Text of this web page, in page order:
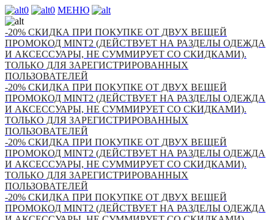
0 0 МЕНЮ
-20% СКИДКА ПРИ ПОКУПКЕ ОТ ДВУХ ВЕЩЕЙ
ПРОМОКОД MINT2 (ДЕЙСТВУЕТ НА РАЗДЕЛЫ ОДЕЖДА
И АКСЕССУАРЫ, НЕ СУММИРУЕТ СО СКИДКАМИ).
ТОЛЬКО ДЛЯ ЗАРЕГИСТРИРОВАННЫХ
ПОЛЬЗОВАТЕЛЕЙ
-20% СКИДКА ПРИ ПОКУПКЕ ОТ ДВУХ ВЕЩЕЙ
ПРОМОКОД MINT2 (ДЕЙСТВУЕТ НА РАЗДЕЛЫ ОДЕЖДА
И АКСЕССУАРЫ, НЕ СУММИРУЕТ СО СКИДКАМИ).
ТОЛЬКО ДЛЯ ЗАРЕГИСТРИРОВАННЫХ
ПОЛЬЗОВАТЕЛЕЙ
-20% СКИДКА ПРИ ПОКУПКЕ ОТ ДВУХ ВЕЩЕЙ
ПРОМОКОД MINT2 (ДЕЙСТВУЕТ НА РАЗДЕЛЫ ОДЕЖДА
И АКСЕССУАРЫ, НЕ СУММИРУЕТ СО СКИДКАМИ).
ТОЛЬКО ДЛЯ ЗАРЕГИСТРИРОВАННЫХ
ПОЛЬЗОВАТЕЛЕЙ
-20% СКИДКА ПРИ ПОКУПКЕ ОТ ДВУХ ВЕЩЕЙ
ПРОМОКОД MINT2 (ДЕЙСТВУЕТ НА РАЗДЕЛЫ ОДЕЖДА